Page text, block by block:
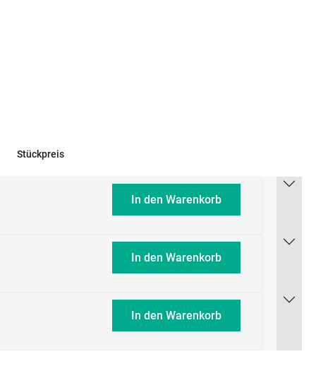
Stückpreis
In den Warenkorb
In den Warenkorb
In den Warenkorb